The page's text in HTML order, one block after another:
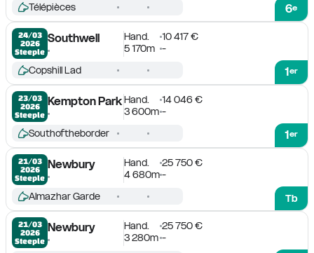
6e
Télépièces
24/03
2026
Steeple
Southwell Hand.
10 417 €
5 170m -
1er
Copshill Lad
23/03
2026
Steeple
Kempton ParkHand.
14 046 €
3 600m -
1er
Southoftheborder
21/03
2026
Steeple
Newbury Hand.
25 750 €
4 680m-
Tb
Almazhar Garde
21/03
2026
Steeple
Newbury Hand.
25 750 €
3 280m -